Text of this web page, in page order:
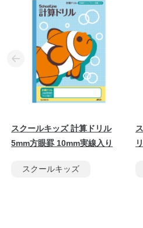
スクールキッズ 計算ドリル
5mm方眼罫 10mm実線入り
スクールキッズ